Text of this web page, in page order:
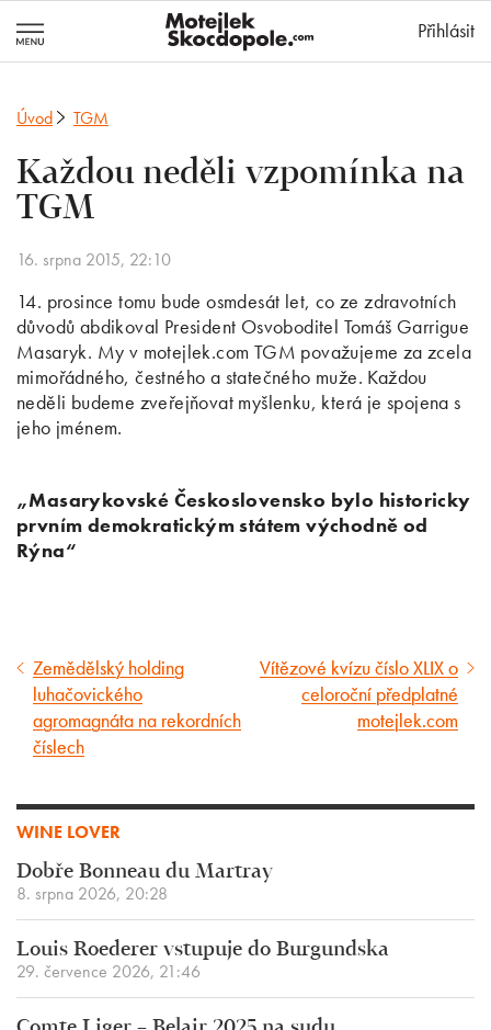
Přihlásit
Úvod TGM
Každou neděli vzpomínka na
TGM
16. srpna 2015, 22:10
14. prosince tomu bude osmdesát let, co ze zdravotních
důvodů abdikoval President Osvoboditel Tomáš Garrigue
Masaryk. My v motejlek.com TGM považujeme za zcela
mimořádného, čestného a statečného muže. Každou
neděli budeme zveřejňovat myšlenku, která je spojena s
jeho jménem.
„Masarykovské Československo bylo historicky
prvním demokratickým státem východně od
Rýna“
Předcházející
článek
Zemědělský holding
luhačovického
agromagnáta na rekordních
číslech
Následující
článek
Vítězové kvízu číslo XLIX o
celoroční předplatné
motejlek.com
WINE LOVER
Dobře Bonneau du Martray
8. srpna 2026, 20:28
Louis Roederer vstupuje do Burgundska
29. července 2026, 21:46